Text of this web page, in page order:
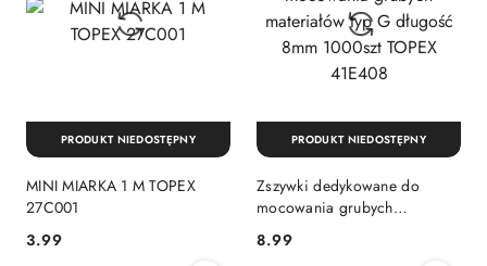
MINI MIARKA 1 M TOPEX
27C001
Cena:
3.99
PRODUKT NIEDOSTĘPNY
Zszywki dedykowane do
mocowania grubych
8mm 1000szt TOPEX 41E408
Cena:
8.99
PRODUKT NIEDOSTĘPNY